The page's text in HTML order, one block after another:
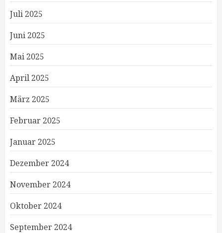
Juli 2025
Juni 2025
Mai 2025
April 2025
März 2025
Februar 2025
Januar 2025
Dezember 2024
November 2024
Oktober 2024
September 2024